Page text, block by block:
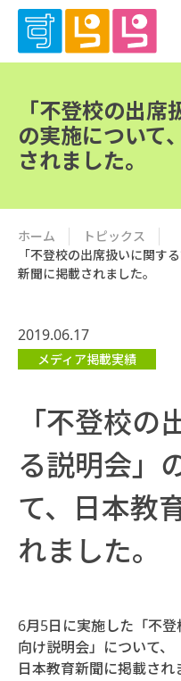
「不登校の出席
の実施について
されました。
ホーム
トピックス
「不登校の出席扱いに関す
新聞に掲載されました。
2019.06.17
メディア掲載実績
「不登校の
る説明会」
て、日本教
れました。
6月5日に実施した「不
向け説明会」について、
日本教育新聞に掲載され